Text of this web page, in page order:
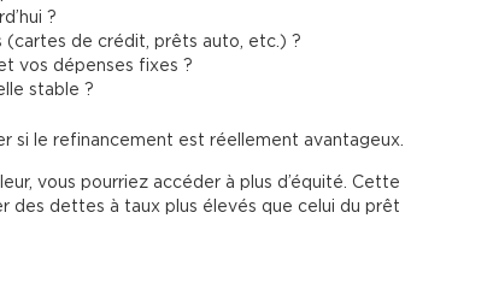
?
de crédit, prêts auto, etc.) ?
vos dépenses fixes ?
stable ?
si le refinancement est réellement avantageux.
vous pourriez accéder à plus d’équité. Cette
des dettes à taux plus élevés que celui du prêt